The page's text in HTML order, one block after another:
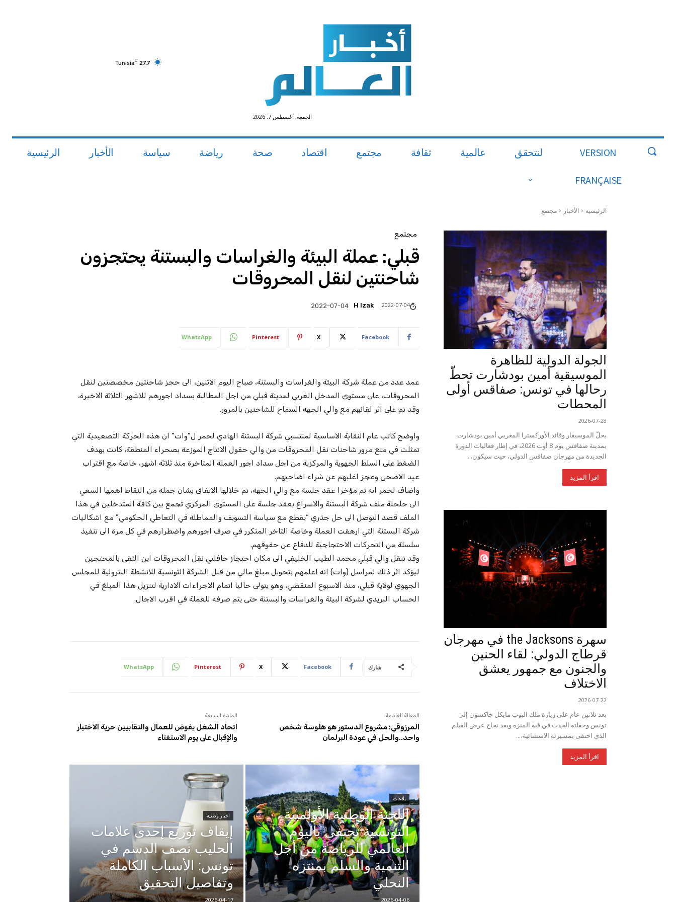
27.7
C
Tunisia
الجمعة, أغسطس 7, 2026
VERSION
FRANÇAISE
لنتحقق عالمية ثقافة مجتمع اقتصاد صحة رياضة سياسة الأخبار الرئيسية
الرئيسية الأخبار مجتمع
مجتمع
قبلي: عملة البيئة والغراسات والبستنة يحتجزون
شاحنتين لنقل المحروقات
H Izak
2022-07-04 2022-07-04
Facebook
X
Pinterest
WhatsApp
عمد عدد من عملة شركة البيئة والغراسات والبستنة، صباح اليوم الاثنين، الى حجز شاحنتين مخصصتين لنقل
المحروقات، على مستوى المدخل الغربي لمدينة قبلي من اجل المطالبة بسداد اجورهم للاشهر الثلاثة الاخيرة،
وقد تم على اثر لقائهم مع والي الجهة السماح للشاحنين بالمرور.
واوضح كاتب عام النقابة الاساسية لمنتسبي شركة البستنة الهادي لحمر ل”وات” ان هذه الحركة التصعيدية التي
تمثلت في منع مرور شاحنات نقل المحروقات من والي حقول الانتاج الموزعة بصحراء المنطقة، كانت بهدف
الضغط على السلط الجهوية والمركزية من اجل سداد اجور العملة المتاخرة منذ ثلاثة اشهر، خاصة مع اقتراب
عيد الاضحى وعجز اغلبهم عن شراء اضاحيهم.
واضاف لحمر انه تم مؤخرا عقد جلسة مع والي الجهة، تم خلالها الاتفاق بشان جملة من النقاط اهمها السعي
الى حلحلة ملف شركة البستنة والاسراع بعقد جلسة على المستوى المركزي تجمع بين كافة المتدخلين في هذا
الملف قصد التوصل الى حل جذري “يقطع مع سياسة التسويف والمماطلة في التعاطي الحكومي” مع اشكاليات
شركة البستنة التي ارهقت العملة وخاصة التاخر المتكرر في صرف اجورهم واضطرارهم في كل مرة الى تنفيذ
سلسلة من التحركات الاحتجاجية للدفاع عن حقوقهم.
وقد تنقل والي قبلي محمد الطيب الخليفي الى مكان احتجاز حافلتي نقل المحروقات اين التقى بالمحتجين
ليؤكد اثر ذلك لمراسل (وات) انه اعلمهم بتحويل مبلغ مالي من قبل الشركة التونسية للانشطة البترولية للمجلس
الجهوي لولاية قبلي، منذ الاسبوع المنقضي، وهو يتولى حاليا اتمام الاجراءات الادارية لتنزيل هذا المبلغ في
الحساب البريدي لشركة البيئة والغراسات والبستنة حتى يتم صرفه للعملة في اقرب الاجال.
شارك Facebook
X
Pinterest
WhatsApp
المادة السابقة
اتحاد الشغل يفوض للعمال والنقابيين حرية الاختيار
والإقبال على يوم الاستفتاء
المقالة القادمة
المرزوقي: مشروع الدستور هو هلوسة شخص
واحد..والحل في عودة البرلمان
اخبار وطنية
إيقاف توزيع إحدى علامات
الحليب نصف الدسم في
تونس: الأسباب الكاملة
وتفاصيل التحقيق
2026-04-17
بلاغات
اللجنة الوطنية الأولمبية
التونسية تحتفي باليوم
العالمي للرياضة من أجل
التنمية والسلم بمنتزه
النحلي
2026-04-06
الجولة الدولية للظاهرة
الموسيقية أمين بودشارت تحطّ
رحالها في تونس: صفاقس أولى
المحطات
2026-07-28
يحلّ الموسيقار وقائد الأوركسترا المغربي أمين بودشارت
بمدينة صفاقس يوم 8 أوت 2026، في إطار فعاليات الدورة
الجديدة من مهرجان صفاقس الدولي، حيث سيكون...
اقرأ المزيد
سهرة the Jacksons في مهرجان
قرطاج الدولي: لقاء الحنين
والجنون مع جمهور يعشق
الاختلاف
2026-07-22
بعد ثلاثين عام على زيارة ملك البوب مايكل جاكسون إلى
تونس وحفلته الحدث في قبة المنزه وبعد نجاح عرض الفيلم
الذي احتفى بمسيرته الاستثنائية،...
اقرأ المزيد